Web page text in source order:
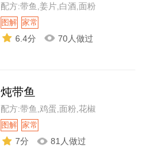
配方:带鱼,姜片,白酒,面粉
图解 家常
6.4分 70人做过
炖带鱼
配方:带鱼,鸡蛋,面粉,花椒
图解 家常
7分 81人做过